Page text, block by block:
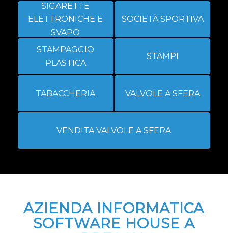
SIGARETTE
ELETTRONICHE E
SVAPO
SOCIETÀ SPORTIVA
STAMPAGGIO
PLASTICA
STAMPI
TABACCHERIA VALVOLE A SFERA
VENDITA VALVOLE A SFERA
AZIENDA INFORMATICA
SOFTWARE HOUSE A